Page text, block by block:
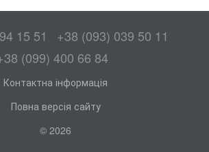
15 51
+38 (093) 039 50 11
(099) 400 66 84
Контактна інформація
Повна версія сайту
© 2026